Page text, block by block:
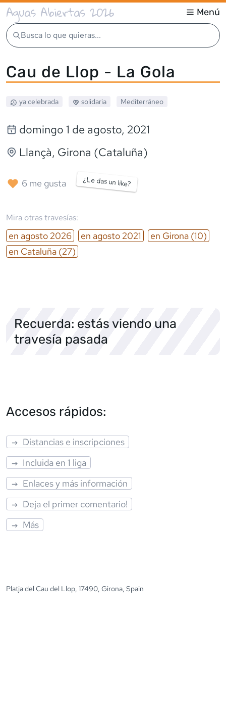
Aguas Abiertas 2026 Menú
Busca lo que quieras...
Cau de Llop - La Gola
ya celebrada solidaria Mediterráneo
domingo 1 de agosto, 2021
Llançà, Girona (Cataluña)
6 me gusta ¿Le das un like?
Mira otras travesías:
en agosto 2026 en agosto 2021 en Girona (10)
en Cataluña (27)
Recuerda: estás viendo una
travesía pasada
Accesos rápidos:
Distancias e inscripciones
Incluida en 1 liga
Enlaces y más información
Deja el primer comentario!
Más
Platja del Cau del Llop, 17490, Girona, Spain